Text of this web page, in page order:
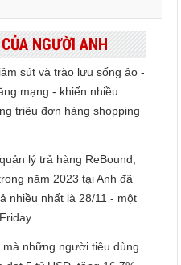
NGƯỜI ANH
sút và trào lưu sống ảo -
mạng - khiến nhiều
triệu đơn hàng shopping
lý trả hàng ReBound,
năm 2023 tại Anh đã
nhiều nhất là 28/11 - một
những người tiêu dùng